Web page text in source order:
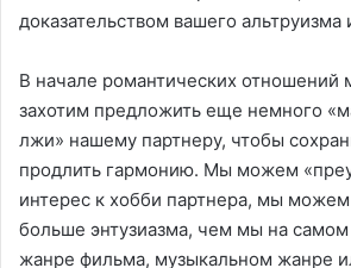
доказательством вашего альтруизма
В начале романтических отношений
захотим предложить еще немного
лжи» нашему партнеру, чтобы
продлить гармонию. Мы можем
интерес к хобби партнера, мы
больше энтузиазма, чем мы на
жанре фильма, музыкальном жанре